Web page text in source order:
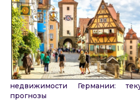
недвижимости Германии:
прогнозы